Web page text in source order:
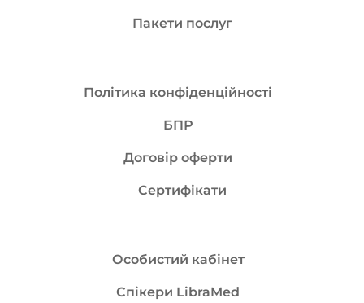
Пакети послуг
Політика конфіденційності
БПР
Договір оферти
Сертифікати
Особистий кабінет
Спікери LibraMed